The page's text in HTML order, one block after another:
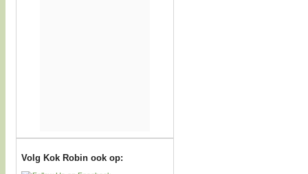
Volg Kok Robin ook op: